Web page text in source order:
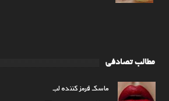
مطالب تصادفی
ماسک قرمز کننده لب